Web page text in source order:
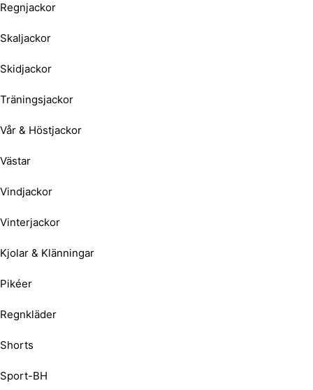
Regnjackor
Skaljackor
Skidjackor
Träningsjackor
Vår & Höstjackor
Västar
Vindjackor
Vinterjackor
Kjolar & Klänningar
Pikéer
Regnkläder
Shorts
Sport-BH